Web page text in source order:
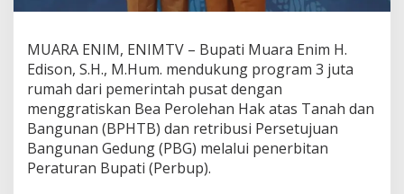
,
a
t
i
E
d
i
s
MUARA ENIM, ENIMTV – Bupati Muara Enim H.
Edison, S.H., M.Hum. mendukung program 3 juta
rumah dari pemerintah pusat dengan
menggratiskan Bea Perolehan Hak atas Tanah dan
Bangunan (BPHTB) dan retribusi Persetujuan
Bangunan Gedung (PBG) melalui penerbitan
Peraturan Bupati (Perbup).